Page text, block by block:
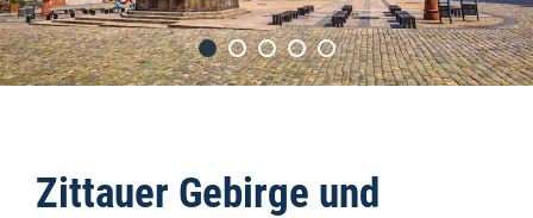
Zittauer Gebirge und